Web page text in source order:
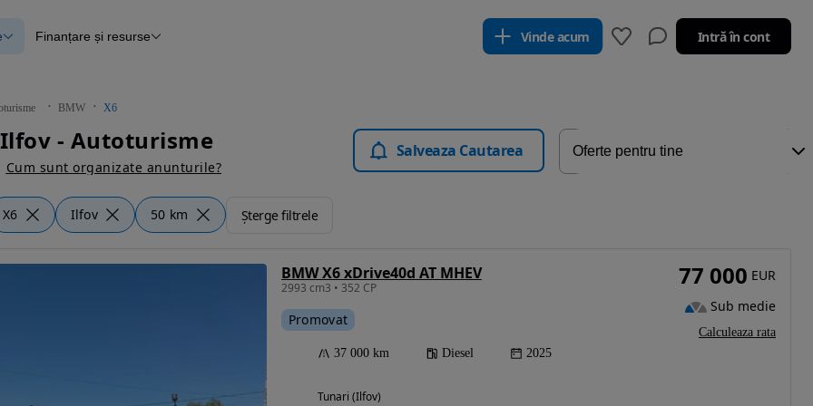
verificate
Blog Autovit.ro
Finanțare și resurse Vinde acum Intră în cont
BMW X6
Ilfov - Autoturisme
Cum sunt organizate anunturile?
Salveaza Cautarea
X6 Ilfov 50 km Șterge filtrele
BMW X6 xDrive40d AT MHEV
2993 cm3 • 352 CP
Promovat
37 000 km Diesel 2025
Tunari (Ilfov)
77 000 EUR
Sub medie
Calculeaza rata